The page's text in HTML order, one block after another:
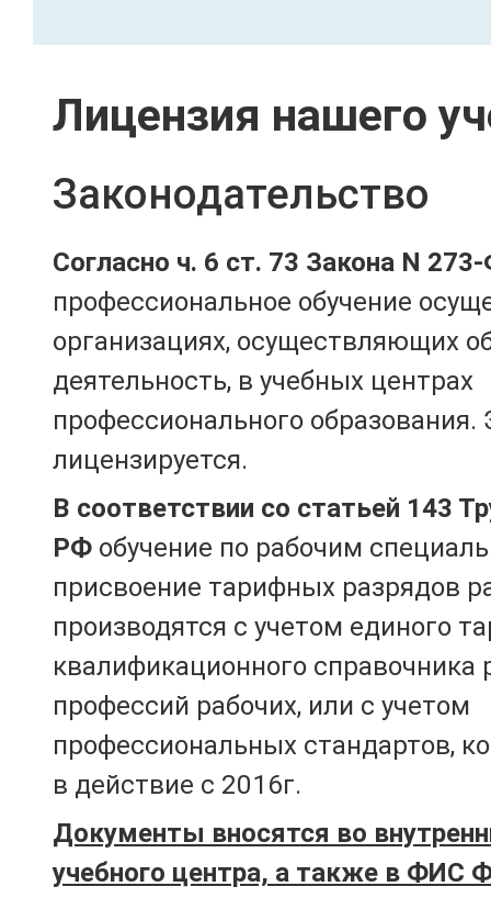
Лицензия нашего
Законодательство
Согласно ч. 6 ст. 73 Закона N
профессиональное обучение
организациях, осуществляющих
деятельность, в учебных центрах
профессионального образования.
лицензируется.
В соответствии со статьей 143
РФ обучение по рабочим
присвоение тарифных разрядов
производятся с учетом единого
квалификационного справочника
профессий рабочих, или с учетом
профессиональных стандартов,
в действие с 2016г.
Документы вносятся во
учебного центра, а также в ФИС